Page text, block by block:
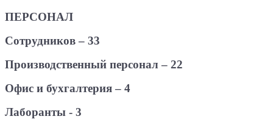
ПЕРСОНАЛ
Сотрудников – 33
Производственный персонал – 22
Офис и бухгалтерия – 4
Лаборанты - 3